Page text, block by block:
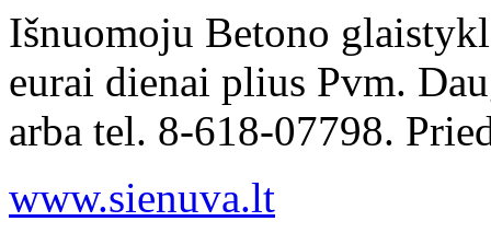
Išnuomoju Betono
eurai dienai plius Pvm.
arba tel. 8-618-07798.
www.sienuva.lt